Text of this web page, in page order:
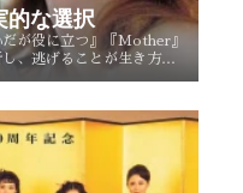
的な選択
が役に立つ』『Mother』
、逃げることが生き方や